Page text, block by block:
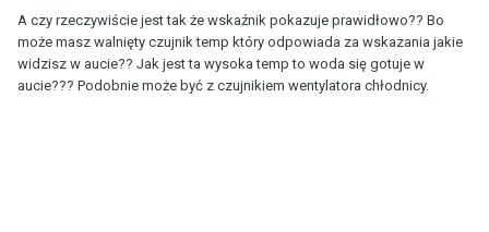
A czy rzeczywiście jest tak że wskaźnik pokazuje prawidłowo?? Bo
może masz walnięty czujnik temp który odpowiada za wskazania jakie
widzisz w aucie?? Jak jest ta wysoka temp to woda się gotuje w
aucie??? Podobnie może być z czujnikiem wentylatora chłodnicy.